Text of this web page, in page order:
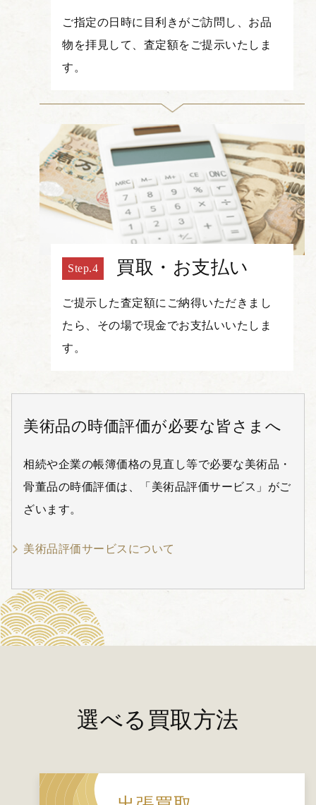
ご指定の日時に目利きがご訪問し、お品
物を拝見して、査定額をご提示いたしま
す。
買取・お支払い
ご提示した査定額にご納得いただきまし
たら、その場で現金でお支払いいたしま
す。
美術品の時価評価が必要な皆さまへ
相続や企業の帳簿価格の見直し等で必要な美術品・
骨董品の時価評価は、「美術品評価サービス」がご
ざいます。
美術品評価サービスについて
選べる買取方法